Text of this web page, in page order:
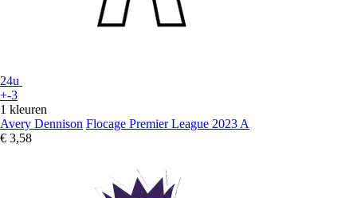
24u
+-3
1 kleuren
Avery Dennison Flocage Premier League 2023 A
€ 3,58